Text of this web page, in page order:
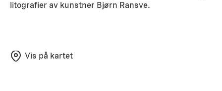
litografier av kunstner Bjørn Ransve.
Vis på kartet